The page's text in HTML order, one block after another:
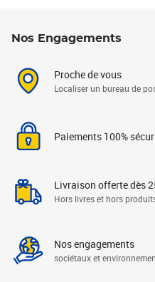
Nos Engagements
Proche de vous
Localiser un bureau de
Paiements 100%
Livraison offerte dès
Hors livres et hors
Nos engagements
sociétaux et